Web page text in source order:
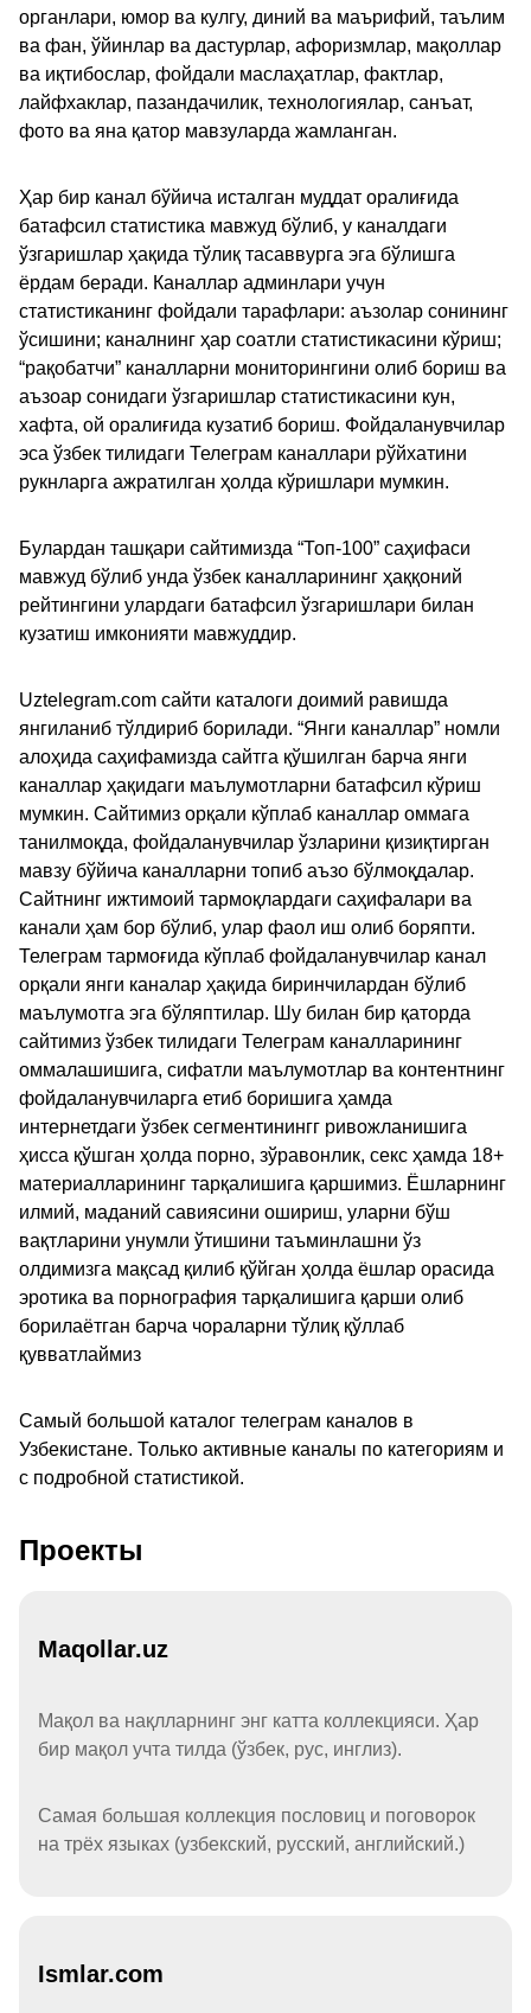
органлари, юмор ва кулгу, диний ва маърифий, таълим
ва фан, ўйинлар ва дастурлар, афоризмлар, мақоллар
ва иқтибослар, фойдали маслаҳатлар, фактлар,
лайфхаклар, пазандачилик, технологиялар, санъат,
фото ва яна қатор мавзуларда жамланган.
Ҳар бир канал бўйича исталган муддат оралиғида
батафсил статистика мавжуд бўлиб, у каналдаги
ўзгаришлар ҳақида тўлиқ тасаввурга эга бўлишга
ёрдам беради. Каналлар админлари учун
статистиканинг фойдали тарафлари: аъзолар сонининг
ўсишини; каналнинг ҳар соатли статистикасини кўриш;
“рақобатчи” каналларни мониторингини олиб бориш ва
аъзоар сонидаги ўзгаришлар статистикасини кун,
хафта, ой оралиғида кузатиб бориш. Фойдаланувчилар
эса ўзбек тилидаги Телеграм каналлари рўйхатини
рукнларга ажратилган ҳолда кўришлари мумкин.
Булардан ташқари сайтимизда “Топ-100” саҳифаси
мавжуд бўлиб унда ўзбек каналларининг ҳаққоний
рейтингини улардаги батафсил ўзгаришлари билан
кузатиш имконияти мавжуддир.
Uztelegram.com сайти каталоги доимий равишда
янгиланиб тўлдириб борилади. “Янги каналлар” номли
алоҳида саҳифамизда сайтга қўшилган барча янги
каналлар ҳақидаги маълумотларни батафсил кўриш
мумкин. Сайтимиз орқали кўплаб каналлар оммага
танилмоқда, фойдаланувчилар ўзларини қизиқтирган
мавзу бўйича каналларни топиб аъзо бўлмоқдалар.
Сайтнинг ижтимоий тармоқлардаги саҳифалари ва
канали ҳам бор бўлиб, улар фаол иш олиб боряпти.
Телеграм тармоғида кўплаб фойдаланувчилар канал
орқали янги каналар ҳақида биринчилардан бўлиб
маълумотга эга бўляптилар. Шу билан бир қаторда
сайтимиз ўзбек тилидаги Телеграм каналларининг
оммалашишига, сифатли маълумотлар ва контентнинг
фойдаланувчиларга етиб боришига ҳамда
интернетдаги ўзбек сегментинингг ривожланишига
ҳисса қўшган ҳолда порно, зўравонлик, секс ҳамда 18+
материалларининг тарқалишига қаршимиз. Ёшларнинг
илмий, маданий савиясини ошириш, уларни бўш
вақтларини унумли ўтишини таъминлашни ўз
олдимизга мақсад қилиб қўйган ҳолда ёшлар орасида
эротика ва порнография тарқалишига қарши олиб
борилаётган барча чораларни тўлиқ қўллаб
қувватлаймиз
Самый большой каталог телеграм каналов в
Узбекистане. Только активные каналы по категориям и
с подробной статистикой.
Проекты
Maqollar.uz
Мақол ва нақлларнинг энг катта коллекцияси. Ҳар
бир мақол учта тилда (ўзбек, рус, инглиз).
Самая большая коллекция пословиц и поговорок
на трёх языках (узбекский, русский, английский.)
Ismlar.com